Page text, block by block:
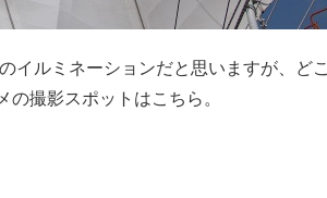
イルミネーションだと思いますが、ど
撮影スポットはこちら。